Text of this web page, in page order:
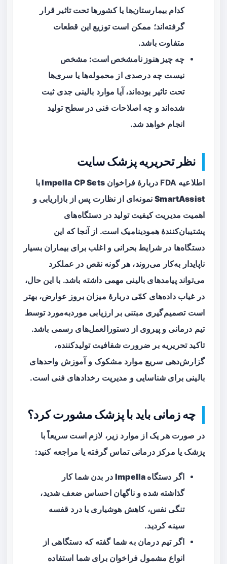
کدام بیمارستان‌ها یا کشورها تحت تاثیر قرار
گرفته‌اند؛ ممکن است توزیع این قطعات
متفاوت باشد.
چه چیز هنوز نامشخص است: مشخص
نیست چه درصدی از محموله‌ها یا سری‌ها
تحت تاثیر بوده‌اند، آیا موارد بالینی جدی ثبت
شده‌اند و چه اصلاحات فنی در سطح تولید
انجام خواهد شد.
نظر تحریریه پزشک سایت
اطلاعیه FDA دربارهٔ فراخوان
Impella CP Sets با
SmartAssistنمونه‌ای از نظارت پس از بازاریابی و
اهمیت مدیریت کیفیت تولید در دستگاه‌های
پشتیبان‌کنندهٔ همودینامیک است. از آنجا که این
دستگاه‌ها در شرایط بحرانی و اغلب برای بیماران بسیار
ناپایدار به‌کار می‌روند، هر گونه نقص در عملکرد
می‌تواند پیامدهای بالینی مهمی داشته باشد. با این حال،
در غیاب داده‌های کمّی دربارهٔ میزان بروز عوارض، بهتر
است تصمیم‌گیری مبتنی بر ارزیابی موردبه‌مورد توسط
تیم درمانی و پیروی از دستورالعمل‌های رسمی باشد.
تاکید تحریریه بر ضرورت شفافیت تولیدکننده،
گزارش‌دهی سریع موارد مشکوک و آموزش واحدهای
بالینی برای شناسایی و مدیریت رخدادهای فنی است.
چه زمانی باید با پزشک مشورت کرد؟
در صورت هر یک از موارد زیر، لازم است سریعاً با
پزشک یا مرکز درمانی تماس گرفته یا مراجعه کنید:
اگر دستگاه Impella
در بدن شما کار
گذاشته شده و ناگهان احساس ضعف شدید،
تنگی نفس، کاهش هوشیاری یا درد قفسه
سینه کردید.
اگر تیم درمان به شما گفته که دستگاهی از
انواع مشمول فراخوان برای شما استفاده